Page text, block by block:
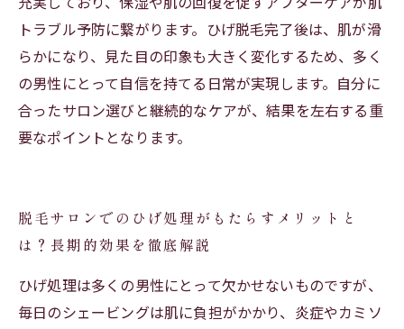
トラブル予防に繋がります。ひげ脱毛完了後は、肌が滑
らかになり、見た目の印象も大きく変化するため、多く
の男性にとって自信を持てる日常が実現します。自分に
合ったサロン選びと継続的なケアが、結果を左右する重
要なポイントとなります。
脱毛サロンでのひげ処理がもたらすメリットと
は？長期的効果を徹底解説
ひげ処理は多くの男性にとって欠かせないものですが、
毎日のシェービングは肌に負担がかかり、炎症やカミソ